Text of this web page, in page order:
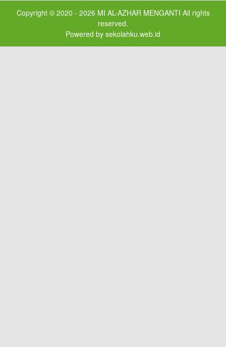
Copyright © 2020 - 2026 MI AL-AZHAR MENGANTI All rights
reserved.
Powered by sekolahku.web.id